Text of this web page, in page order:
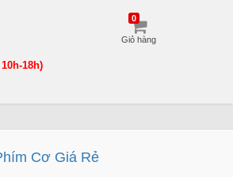
Giỏ hàng
0
18h)
Cơ Giá Rẻ